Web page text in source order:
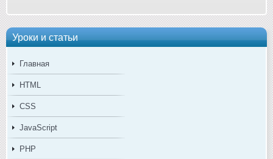
Уроки и статьи
Главная
HTML
CSS
JavaScript
PHP